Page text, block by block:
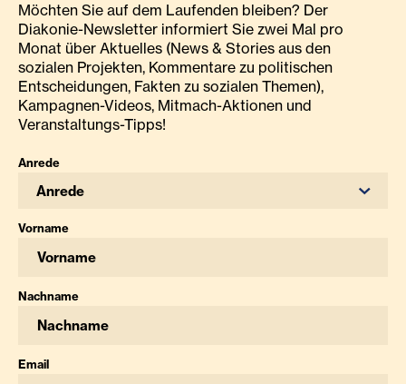
Möchten Sie auf dem Laufenden bleiben? Der
Diakonie-Newsletter informiert Sie zwei Mal pro
Monat über Aktuelles (News & Stories aus den
sozialen Projekten, Kommentare zu politischen
Entscheidungen, Fakten zu sozialen Themen),
Kampagnen-Videos, Mitmach-Aktionen und
Veranstaltungs-Tipps!
Anrede
Anrede
Vorname
Nachname
Email